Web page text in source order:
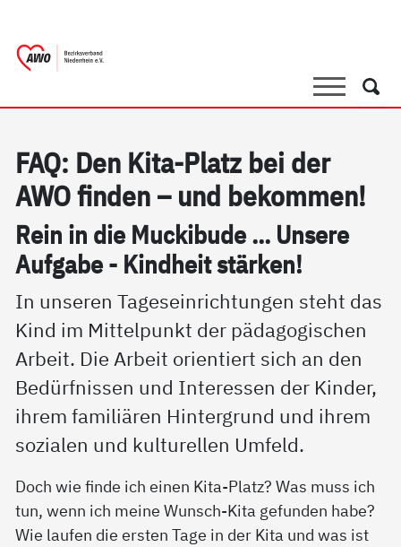
SucheSuche
FAQ: Den Ki­ta-Platz bei der
AWO fin­den – und be­kom­men!
Rein in die Mu­cki­bu­de ... Un­se­re
Auf­ga­be - Kind­heit stär­ken!
In unseren Tageseinrichtungen steht das
Kind im Mittelpunkt der pädagogischen
Arbeit. Die Arbeit orientiert sich an den
Bedürfnissen und Interessen der Kinder,
ihrem familiären Hintergrund und ihrem
sozialen und kulturellen Umfeld.
Doch wie finde ich einen Kita-Platz? Was muss ich
tun, wenn ich meine Wunsch-Kita gefunden habe?
Wie laufen die ersten Tage in der Kita und was ist